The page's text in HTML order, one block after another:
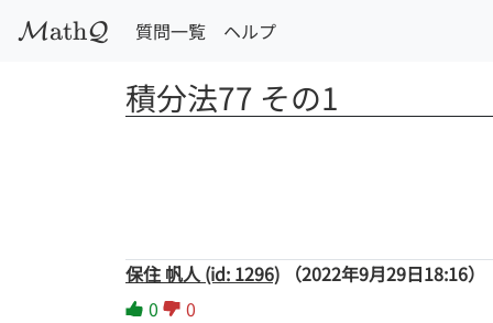
MathQ 質問一覧 ヘルプ
積分法77 その1
保住 帆人 (id: 1296)
（2022年9月29日18:16）
0
0